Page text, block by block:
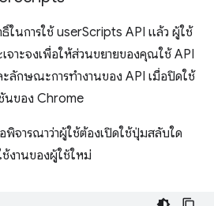
ในการใช้ userScripts API แล้ว ผู้ใช้
จาะจงเพื่อให้ส่วนขยายของคุณใช้ API
ะลักษณะการทำงานของ API เมื่อปิดใช้
นของ Chrome
พิจารณาว่าผู้ใช้ต้องเปิดใช้ปุ่มสลับใด
ช้งานของผู้ใช้ใหม่